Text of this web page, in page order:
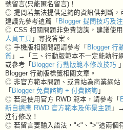
號留言(只能匿名留言)！
◎ 提問若無法提供足夠的資訊供判斷，
建議先參考這篇「 Blogger 提問技巧及
◎ CSS 相關問題非免費諮詢，建議使用
人員工具 」尋找答案。
◎ 手機版相關問題請參考「 Blogger 行
質 」→「三、行動版範本不一定能執行
或參考「 Blogger 行動版範本修改技巧
Blogger 行動版標籤相關文章。
◎ 非官方範本問題、或貴站為商業網站
「 Blogger 免費諮詢 + 付費諮詢 」
◎ 若是使用官方 RWD 範本，請參考「
新自適應 RWD 官方範本及佈景主題 」
進行修改！
◎ 若留言要輸入語法，"<"、">"這兩個